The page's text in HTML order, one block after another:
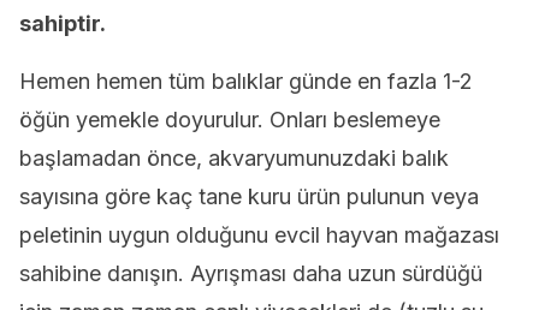
sahiptir.
Hemen hemen tüm balıklar günde en fazla 1-2
öğün yemekle doyurulur. Onları beslemeye
başlamadan önce, akvaryumunuzdaki balık
sayısına göre kaç tane kuru ürün pulunun veya
peletinin uygun olduğunu evcil hayvan mağazası
sahibine danışın. Ayrışması daha uzun sürdüğü